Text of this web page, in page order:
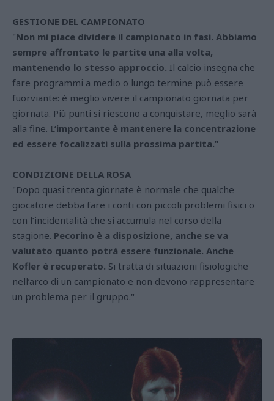
GESTIONE DEL CAMPIONATO
"Non mi piace dividere il campionato in fasi. Abbiamo
sempre affrontato le partite una alla volta,
mantenendo lo stesso approccio. Il calcio insegna che
fare programmi a medio o lungo termine può essere
fuorviante: è meglio vivere il campionato giornata per
giornata. Più punti si riescono a conquistare, meglio sarà
alla fine. L’importante è mantenere la concentrazione
ed essere focalizzati sulla prossima partita."
CONDIZIONE DELLA ROSA
"Dopo quasi trenta giornate è normale che qualche
giocatore debba fare i conti con piccoli problemi fisici o
con l’incidentalità che si accumula nel corso della
stagione. Pecorino è a disposizione, anche se va
valutato quanto potrà essere funzionale. Anche
Kofler è recuperato. Si tratta di situazioni fisiologiche
nell’arco di un campionato e non devono rappresentare
un problema per il gruppo."